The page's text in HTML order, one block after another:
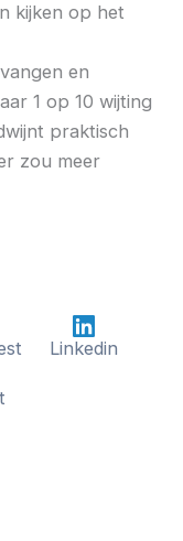
kijken op het
en
1 op 10 wijting
praktisch
zou meer
Linkedin